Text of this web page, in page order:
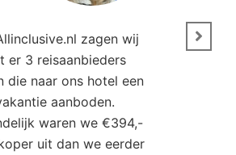
zagen wij
er 3 reisaanbieders
die naar ons hotel een
aanboden.
waren we €394,-
uit dan we eerder